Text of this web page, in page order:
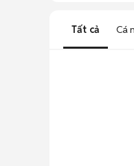
Tất cả Cá